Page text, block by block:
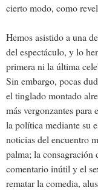
cierto modo, como
Hemos asistido a una
del espectáculo, y lo
primera ni la última
Sin embargo, pocas
el tinglado montado
más vergonzantes
la política mediante su
noticias del encuentro
palma; la consagración
comentario inútil y el
rematar la comedia,